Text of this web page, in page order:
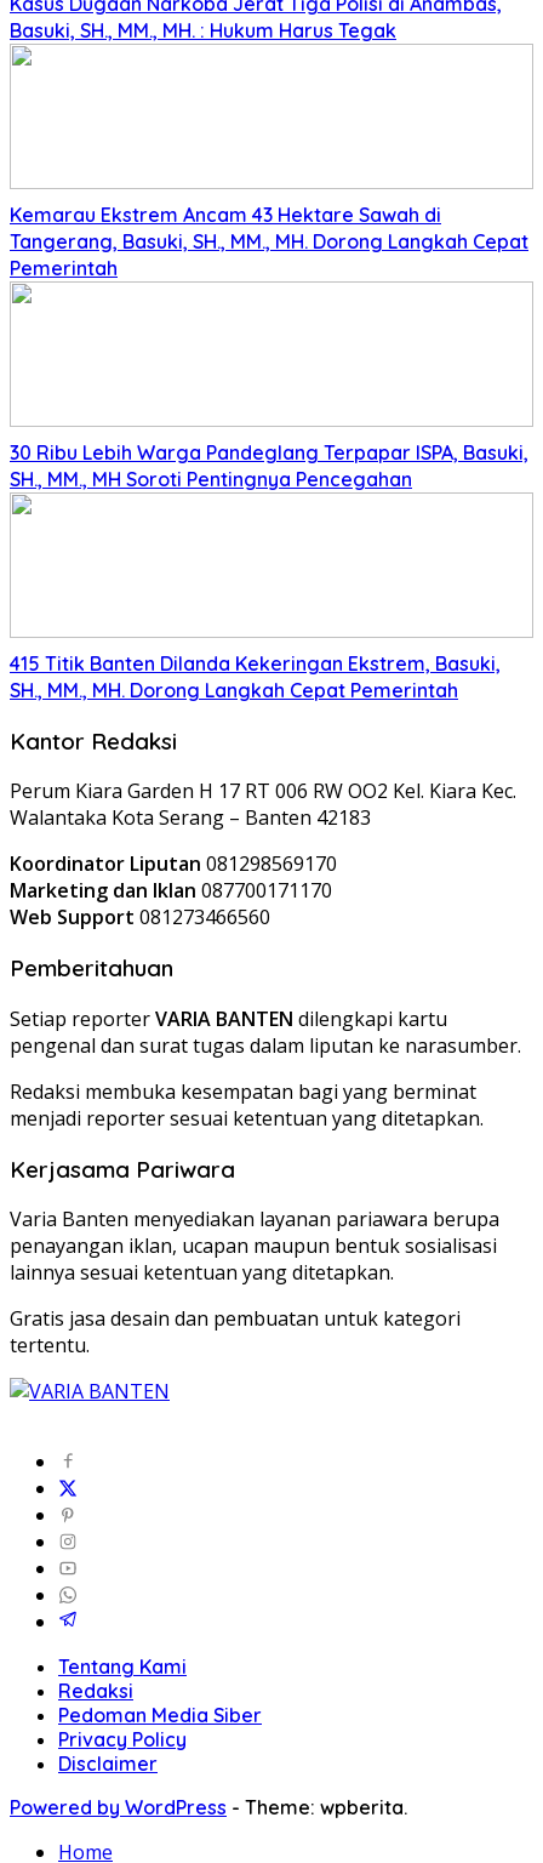
Basuki, SH., MM., MH. : Hukum Harus Tegak
Kemarau Ekstrem Ancam 43 Hektare Sawah di
Tangerang, Basuki, SH., MM., MH. Dorong Langkah Cepat
Pemerintah
30 Ribu Lebih Warga Pandeglang Terpapar ISPA, Basuki,
SH., MM., MH Soroti Pentingnya Pencegahan
415 Titik Banten Dilanda Kekeringan Ekstrem, Basuki,
SH., MM., MH. Dorong Langkah Cepat Pemerintah
Kantor Redaksi
Perum Kiara Garden H 17 RT 006 RW OO2 Kel. Kiara Kec.
Walantaka Kota Serang – Banten 42183
Koordinator Liputan 081298569170
Marketing dan Iklan 087700171170
Web Support 081273466560
Pemberitahuan
Setiap reporterVARIA BANTEN dilengkapi kartu
pengenal dan surat tugas dalam liputan ke narasumber.
Redaksi membuka kesempatan bagi yang berminat
menjadi reporter sesuai ketentuan yang ditetapkan.
Kerjasama Pariwara
Varia Banten menyediakan layanan pariawara berupa
penayangan iklan, ucapan maupun bentuk sosialisasi
lainnya sesuai ketentuan yang ditetapkan.
Gratis jasa desain dan pembuatan untuk kategori
tertentu.
Tentang Kami
Redaksi
Pedoman Media Siber
Privacy Policy
Disclaimer
Powered by WordPress - Theme: wpberita.
Home